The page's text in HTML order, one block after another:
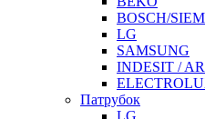
BOSCH/
LG
SAMSUNG
INDESIT /
Патрубок
LG